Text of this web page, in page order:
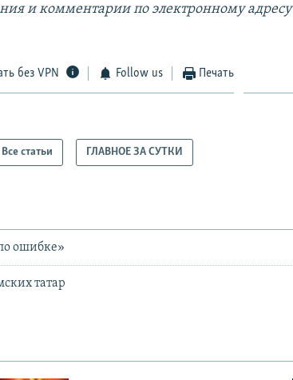
и комментарии по электронному адресу
без VPN Follow us Печать
Все статьи ГЛАВНОЕ ЗА СУТКИ
ошибке»
татар